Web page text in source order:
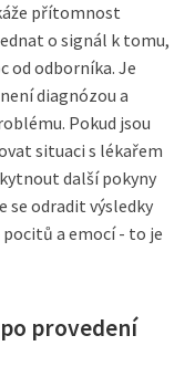
přítomnost
o signál k tomu,
od odborníka. Je
diagnózou a
Pokud jsou
situaci s lékařem
další pokyny
se odradit výsledky
a emocí - to je
provedení